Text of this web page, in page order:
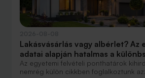
Lakásvásárlás vagy albérlet? Az
adatai alapján hatalmas a
Az egyetemi felvételi ponthatárok
nemrég külön cikkben foglalkoztunk